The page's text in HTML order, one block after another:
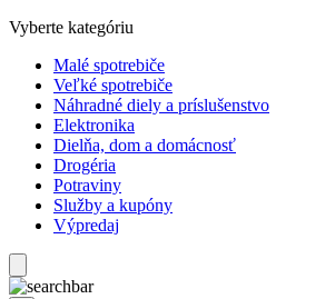
Vyberte kategóriu
Malé spotrebiče
Veľké spotrebiče
Náhradné diely a príslušenstvo
Elektronika
Dielňa, dom a domácnosť
Drogéria
Potraviny
Služby a kupóny
Výpredaj